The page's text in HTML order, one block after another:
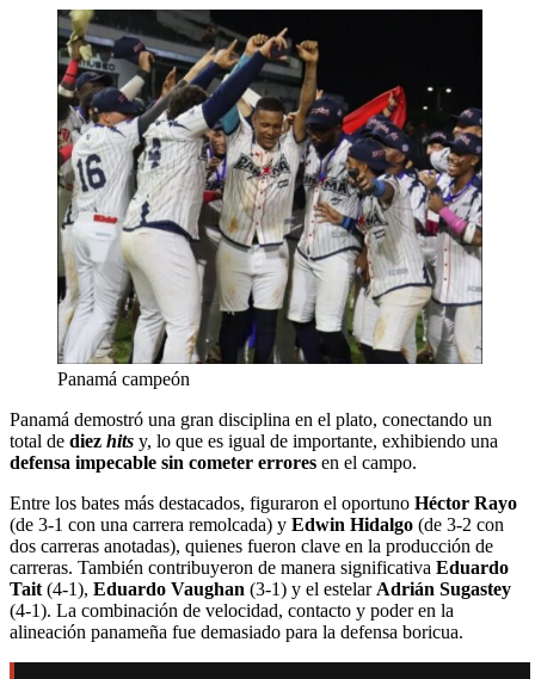
Panamá campeón
Panamá demostró una gran disciplina en el plato, conectando un
total de diez hits y, lo que es igual de importante, exhibiendo una
defensa impecable sin cometer errores en el campo.
Entre los bates más destacados, figuraron el oportuno Héctor Rayo
(de 3-1 con una carrera remolcada) y Edwin Hidalgo (de 3-2 con
dos carreras anotadas), quienes fueron clave en la producción de
carreras. También contribuyeron de manera significativa Eduardo
Tait (4-1), Eduardo Vaughan (3-1) y el estelar Adrián Sugastey
(4-1). La combinación de velocidad, contacto y poder en la
alineación panameña fue demasiado para la defensa boricua.